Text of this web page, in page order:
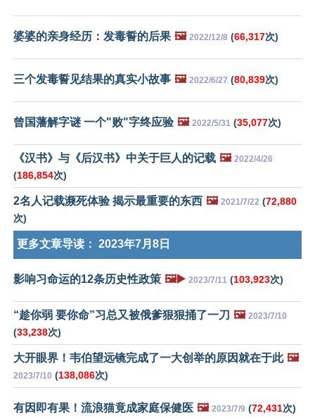
婆婆的亲身经历：发毒誓的后果 🖼️ 2022/12/8 (66,317次)
三个发毒誓见结果的真实小故事 🖼️ 2022/6/27 (80,839次)
曾国藩解字谜 一个"败"字终应验 🖼️ 2022/5/31 (35,077次)
《汉书》与《后汉书》中关于巨人的记载 🖼️ 2022/4/26
(186,854次)
2名人记载濒死体验 揭示最重要的东西 🖼️ 2021/7/22 (72,880
次)
更多文章导读： 2023年7月8日
影响习命运的12条历史性政策 🖼️▶️ 2023/7/11 (103,923次)
“趁你弱 要你命”习总又被俄爹狠狠捅了一刀 🖼️ 2023/7/10
(33,238次)
大开眼界！韦伯望远镜完成了一大创举的原因就在于此 🖼️
2023/7/10 (138,086次)
有因即有果！流浪猫竟成家庭保健医 🖼️ 2023/7/9 (72,431次)